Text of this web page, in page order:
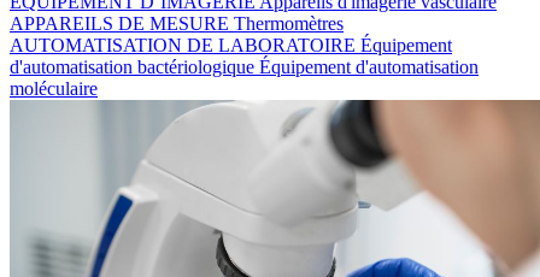
APPAREILS DE MESURE Thermomètres
AUTOMATISATION DE LABORATOIRE Équipement
d'automatisation bactériologique Équipement d'automatisation
moléculaire